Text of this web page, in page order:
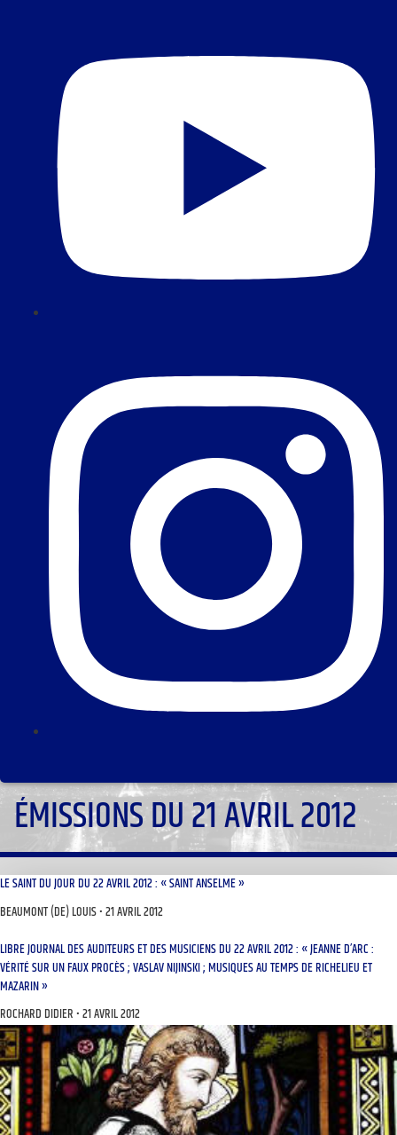
ÉMISSIONS DU 21 AVRIL 2012
LE SAINT DU JOUR DU 22 AVRIL 2012 : « SAINT ANSELME »
BEAUMONT (DE) LOUIS 21 AVRIL 2012
LIBRE JOURNAL DES AUDITEURS ET DES MUSICIENS DU 22 AVRIL 2012 : « JEANNE D’ARC :
VÉRITÉ SUR UN FAUX PROCÈS ; VASLAV NIJINSKI ; MUSIQUES AU TEMPS DE RICHELIEU ET
MAZARIN »
ROCHARD DIDIER 21 AVRIL 2012